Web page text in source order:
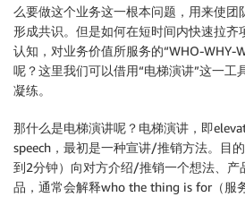
么要做这个业务这一根本问题，用来使团
形成共识。但是如何在短时间内快速拉齐
认知，对业务价值所服务的“WHO-WHY-
呢？这里我们可以借用“电梯演讲”这一工
凝练。
那什么是电梯演讲呢？电梯演讲，即
speech，最初是一种宣讲/推销方法。目
到2分钟）向对方介绍/推销一个想法、产
品，通常会解释who the thing is for（服